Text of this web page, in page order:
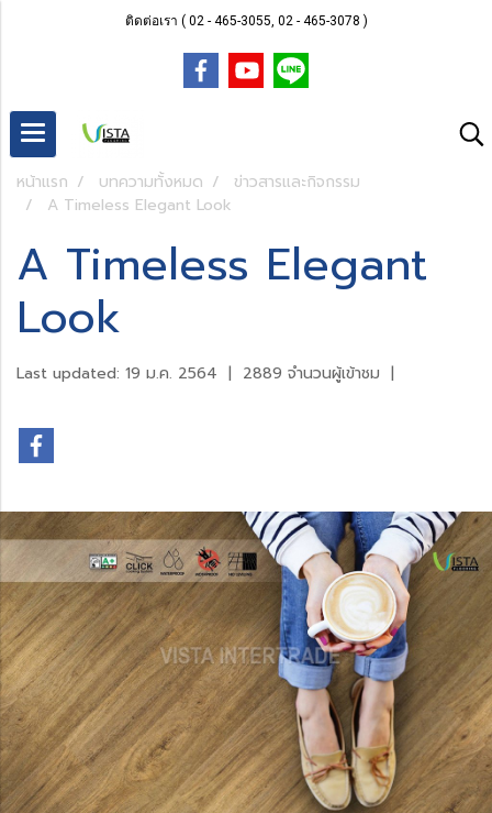
ติดต่อเรา ( 02 - 465-3055, 02 - 465-3078 )
หน้าแรก บทความทั้งหมด
ข่าวสารและกิจกรรม
A Timeless Elegant Look
A Timeless Elegant
Look
Last updated: 19 ม.ค. 2564 | 2889 จำนวนผู้เข้าชม |